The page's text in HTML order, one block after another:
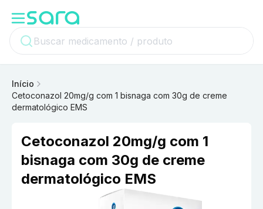
Início
Cetoconazol 20mg/g com 1 bisnaga com 30g de creme
dermatológico EMS
Cetoconazol 20mg/g com 1
bisnaga com 30g de creme
dermatológico EMS